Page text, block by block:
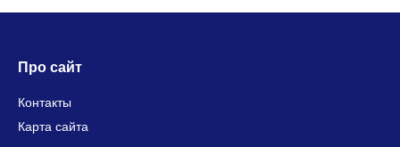
Про сайт
Контакты
Карта сайта